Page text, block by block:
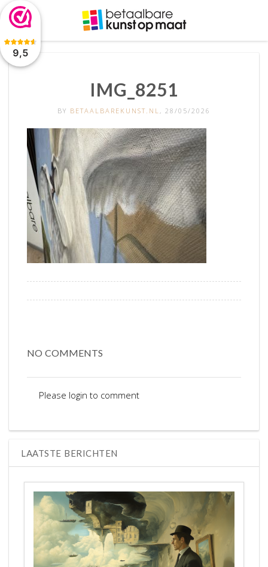
9,5
IMG_8251
BY BETAALBAREKUNST.NL , 28/05/2026
NO COMMENTS
Please login to comment
LAATSTE BERICHTEN
De waardering van www.betaalbarekunst.nl bij
is 9.5/10 gebaseerd op 2045 reviews.